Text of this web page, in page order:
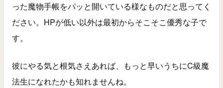
った魔物手帳をパッと開いている様なものだと思ってく
ださい。HPが低い以外は最初からそこそこ優秀な子で
す。
彼にやる気と根気さえあれば、もっと早いうちにC級魔
法生になれたかも知れませんね。